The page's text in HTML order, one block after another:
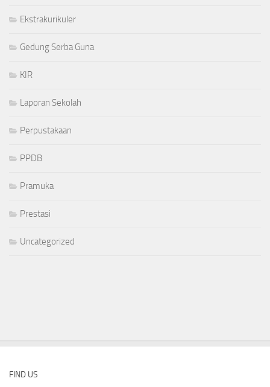
Ekstrakurikuler
Gedung Serba Guna
KIR
Laporan Sekolah
Perpustakaan
PPDB
Pramuka
Prestasi
Uncategorized
FIND US